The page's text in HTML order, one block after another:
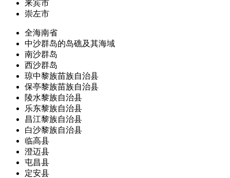
来宾市
崇左市
全海南省
中沙群岛的岛礁及其海域
南沙群岛
西沙群岛
琼中黎族苗族自治县
保亭黎族苗族自治县
陵水黎族自治县
乐东黎族自治县
昌江黎族自治县
白沙黎族自治县
临高县
澄迈县
屯昌县
定安县